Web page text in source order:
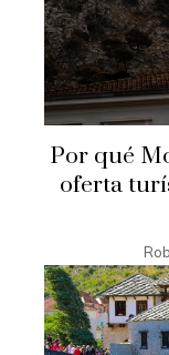
Por qué
oferta